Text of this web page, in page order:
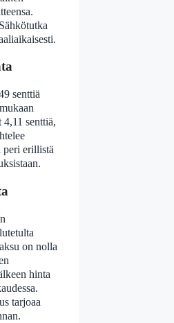
senttiä
senttiä,
peri erillistä
on nolla
hinta
tarjoaa